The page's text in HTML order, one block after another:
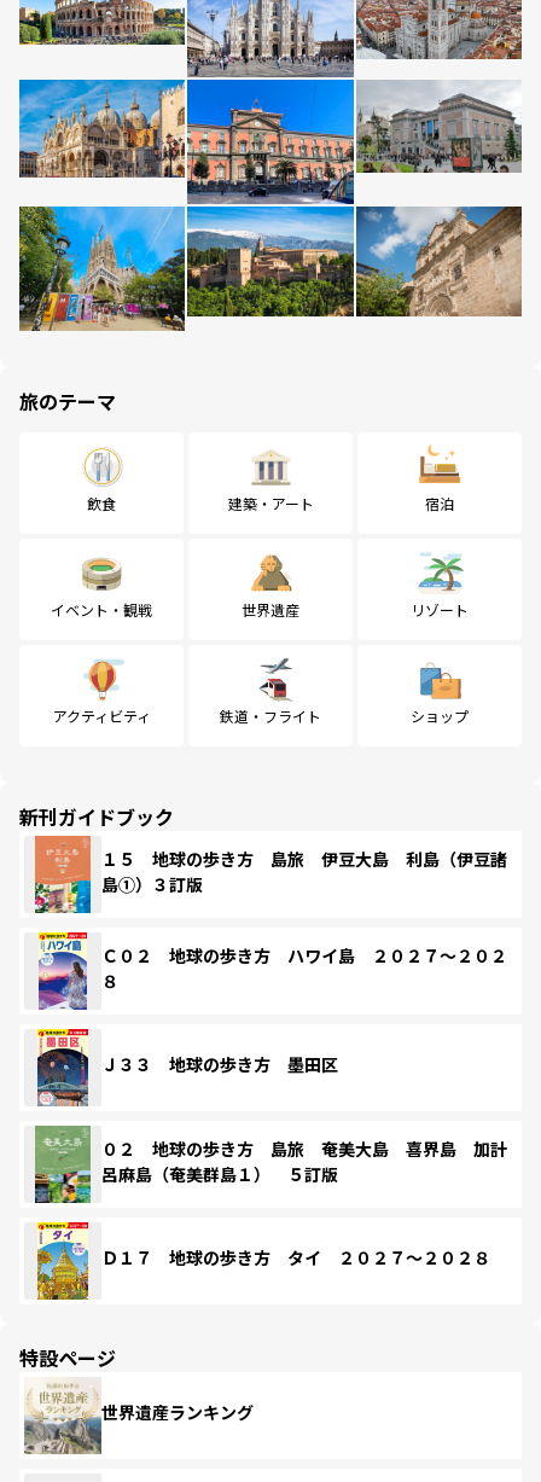
旅のテーマ
飲食 建築・アート 宿泊
イベント・観戦 世界遺産 リゾート
アクティビティ 鉄道・フライト ショップ
新刊ガイドブック
１５ 地球の歩き方 島旅 伊豆大島 利島（伊豆諸
島①）３訂版
Ｃ０２ 地球の歩き方 ハワイ島 ２０２７～２０２
８
Ｊ３３ 地球の歩き方 墨田区
０２ 地球の歩き方 島旅 奄美大島 喜界島 加計
呂麻島（奄美群島１） ５訂版
Ｄ１７ 地球の歩き方 タイ ２０２７～２０２８
特設ページ
世界遺産ランキング